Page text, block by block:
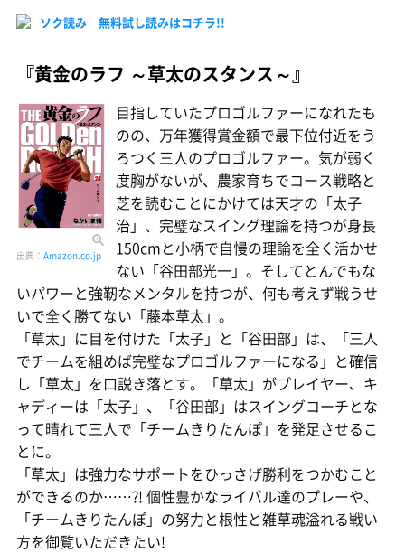
ソク読み 無料試し読みはコチラ!!
『黄金のラフ ～草太のスタンス～』
出典： Amazon.co.jp
目指していたプロゴルファーになれたも
のの、万年獲得賞金額で最下位付近をう
ろつく三人のプロゴルファー。気が弱く
度胸がないが、農家育ちでコース戦略と
芝を読むことにかけては天才の「太子
治」、完璧なスイング理論を持つが身長
150cmと小柄で自慢の理論を全く活かせ
ない「谷田部光一」。そしてとんでもな
いパワーと強靭なメンタルを持つが、何も考えず戦うせ
いで全く勝てない「藤本草太」。
「草太」に目を付けた「太子」と「谷田部」は、「三人
でチームを組めば完璧なプロゴルファーになる」と確信
し「草太」を口説き落とす。「草太」がプレイヤー、キ
ャディーは「太子」、「谷田部」はスイングコーチとな
って晴れて三人で「チームきりたんぽ」を発足させるこ
とに。
「草太」は強力なサポートをひっさげ勝利をつかむこと
ができるのか……?! 個性豊かなライバル達のプレーや、
「チームきりたんぽ」の努力と根性と雑草魂溢れる戦い
方を御覧いただきたい!